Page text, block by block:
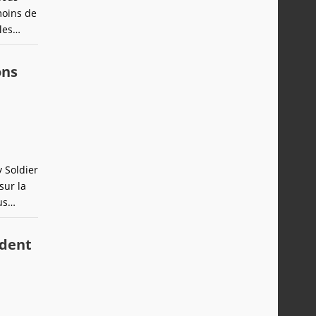
de
parle
Soldier
la